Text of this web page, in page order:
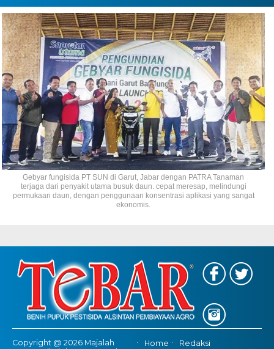
Gebyar fungisida PT SUN di Garut, Jabar dengan PATRA Tanaman
terjaga dari penyakit utama busuk daun. cepat meresap, melindungi
permukaan daun, dengan penggunaan konsentrasi aplikasi yang sangat
ekonomis.
Copyright @ 2026 Majalah
Home Redaksi